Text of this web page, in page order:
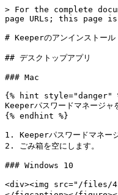
> For the complete
page URLs; this page
# Keeperのアンインストール
## デスクトップアプリ
### Mac
{% hint style="danger"
Keeperパスワードマネージ
{% endhint %}
1. Keeperパスワードマネー
2. ごみ箱を空にします。
### Windows 10
<div><img src="/files/